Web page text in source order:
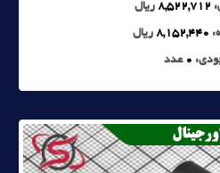
8,522,712 ریال
8,152,440 ریال
0 عدد